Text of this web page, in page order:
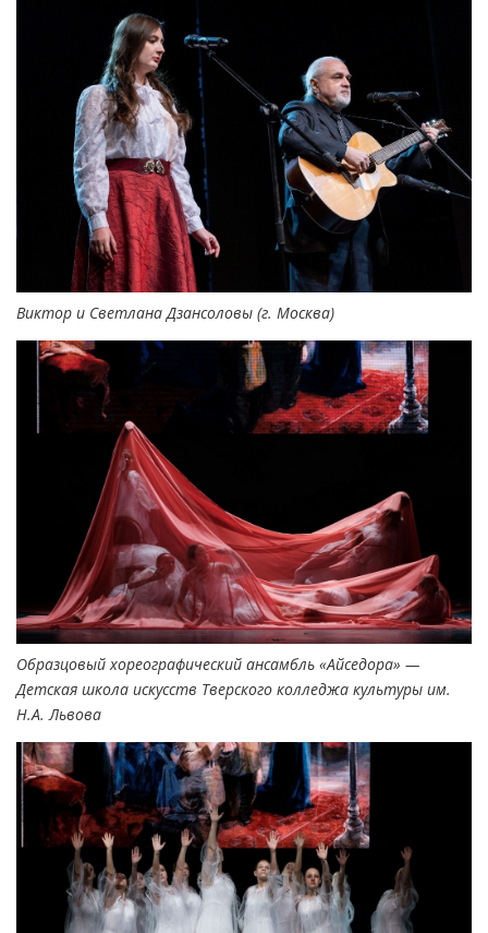
Виктор и Светлана Дзансоловы (г. Москва)
Образцовый хореографический ансамбль «Айседора» —
Детская школа искусств Тверского колледжа культуры им.
Н.А. Львова